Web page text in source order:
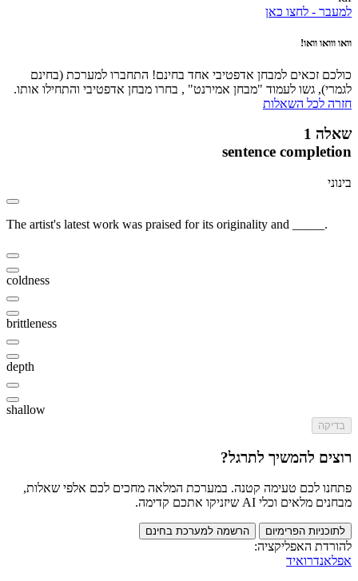
למעבר - לחצו כאן
וואו ווואו וואו!
כולכם זכאים למבחן אדפטיבי אחד בחינם! התחברו למערכת (בחינם
לגמרי), גשו לעמוד "מבחן אמירנט" , בחרו מבחן אדפטיבי והתחילו אותו.
חזרה לכל השאלות
שאלה 1
sentence completion
בינוני
The artist's latest work was praised for its originality and _____.
coldness
brittleness
depth
shallow
בדיקה
רוצים להמשיך לתרגל?
פתחנו לכם טעימה קטנה. במערכת המלאה מחכים לכם אלפי שאלות,
מבחנים מלאים וכלי AI שיזניקו אתכם קדימה.
לתוכניות הפרימיום הרשמה למערכת בחינם
להורדת האפליקציה:
אפלאנדרואיד